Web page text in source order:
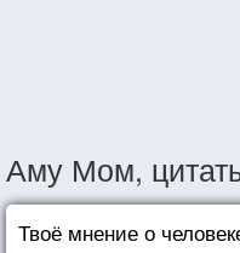
Аму Мом,
Твоё мнение о